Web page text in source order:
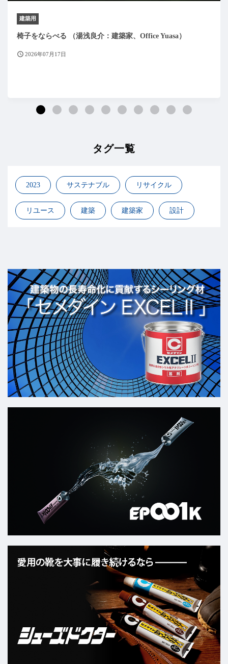
建築用
椅子をならべる （湯浅良介：建築家、Office Yuasa）
2026年07月17日
タグ一覧
2023 サステナブル リサイクル
リユース 建築 建築家 設計